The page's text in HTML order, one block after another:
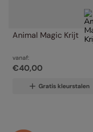
Animal Magic Krijt
vanaf:
€40,00
Gratis kleurstalen